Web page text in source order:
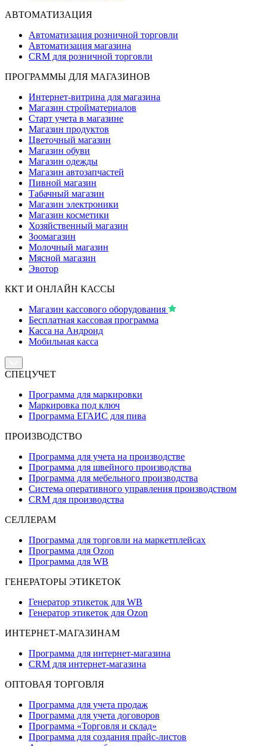
АВТОМАТИЗАЦИЯ
Автоматизация розничной торговли
Автоматизация магазина
CRM для розничной торговли
ПРОГРАММЫ ДЛЯ МАГАЗИНОВ
Интернет-витрина для магазина
Магазин стройматериалов
Старт учета в магазине
Магазин продуктов
Цветочный магазин
Магазин обуви
Магазин одежды
Магазин автозапчастей
Пивной магазин
Табачный магазин
Магазин электроники
Магазин косметики
Хозяйственный магазин
Зоомагазин
Молочный магазин
Мясной магазин
Эвотор
ККТ И ОНЛАЙН КАССЫ
Магазин кассового оборудования
Бесплатная кассовая программа
Касса на Андроид
Мобильная касса
СПЕЦУЧЕТ
Программа для маркировки
Маркировка под ключ
Программа ЕГАИС для пива
ПРОИЗВОДСТВО
Программа для учета на производстве
Программа для швейного производства
Программа для мебельного производства
Система оперативного управления производством
CRM для производства
СЕЛЛЕРАМ
Программа для торговли на маркетплейсах
Программа для Ozon
Программа для WB
ГЕНЕРАТОРЫ ЭТИКЕТОК
Генератор этикеток для WB
Генератор этикеток для Ozon
ИНТЕРНЕТ-МАГАЗИНАМ
Программа для интернет-магазина
CRM для интернет-магазина
ОПТОВАЯ ТОРГОВЛЯ
Программа для учета продаж
Программа для учета договоров
Программа «Торговля и склад»
Программа для создания прайс‑листов